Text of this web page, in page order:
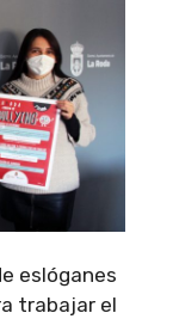
eslóganes
trabajar el